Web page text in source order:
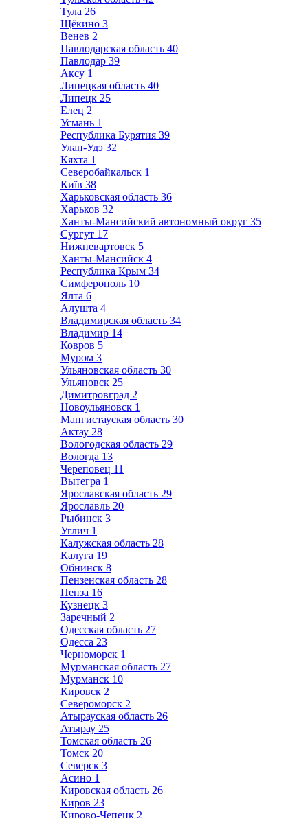
Тула 26
Щёкино 3
Венев 2
Павлодарская область 40
Павлодар 39
Аксу 1
Липецкая область 40
Липецк 25
Елец 2
Усмань 1
Республика Бурятия 39
Улан-Удэ 32
Кяхта 1
Северобайкальск 1
Київ 38
Харьковская область 36
Харьков 32
Ханты-Мансийский автономный округ 35
Сургут 17
Нижневартовск 5
Ханты-Мансийск 4
Республика Крым 34
Симферополь 10
Ялта 6
Алушта 4
Владимирская область 34
Владимир 14
Ковров 5
Муром 3
Ульяновская область 30
Ульяновск 25
Димитровград 2
Новоульяновск 1
Мангистауская область 30
Актау 28
Вологодская область 29
Вологда 13
Череповец 11
Вытегра 1
Ярославская область 29
Ярославль 20
Рыбинск 3
Углич 1
Калужская область 28
Калуга 19
Обнинск 8
Пензенская область 28
Пенза 16
Кузнецк 3
Заречный 2
Одесская область 27
Одесса 23
Черноморск 1
Мурманская область 27
Мурманск 10
Кировск 2
Североморск 2
Атырауская область 26
Атырау 25
Томская область 26
Томск 20
Северск 3
Асино 1
Кировская область 26
Киров 23
Кирово-Чепецк 2